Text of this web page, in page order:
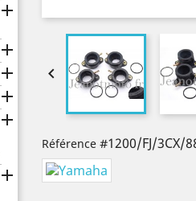







Référence #1200/FJ/3CX/